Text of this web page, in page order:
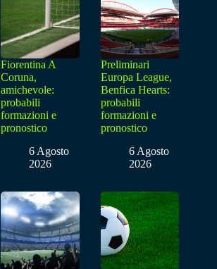
Fiorentina A
Coruna,
amichevole:
probabili
formazioni e
pronostico
6 Agosto
2026
Preliminari
Europa League,
Benfica Hearts:
probabili
formazioni e
pronostico
6 Agosto
2026